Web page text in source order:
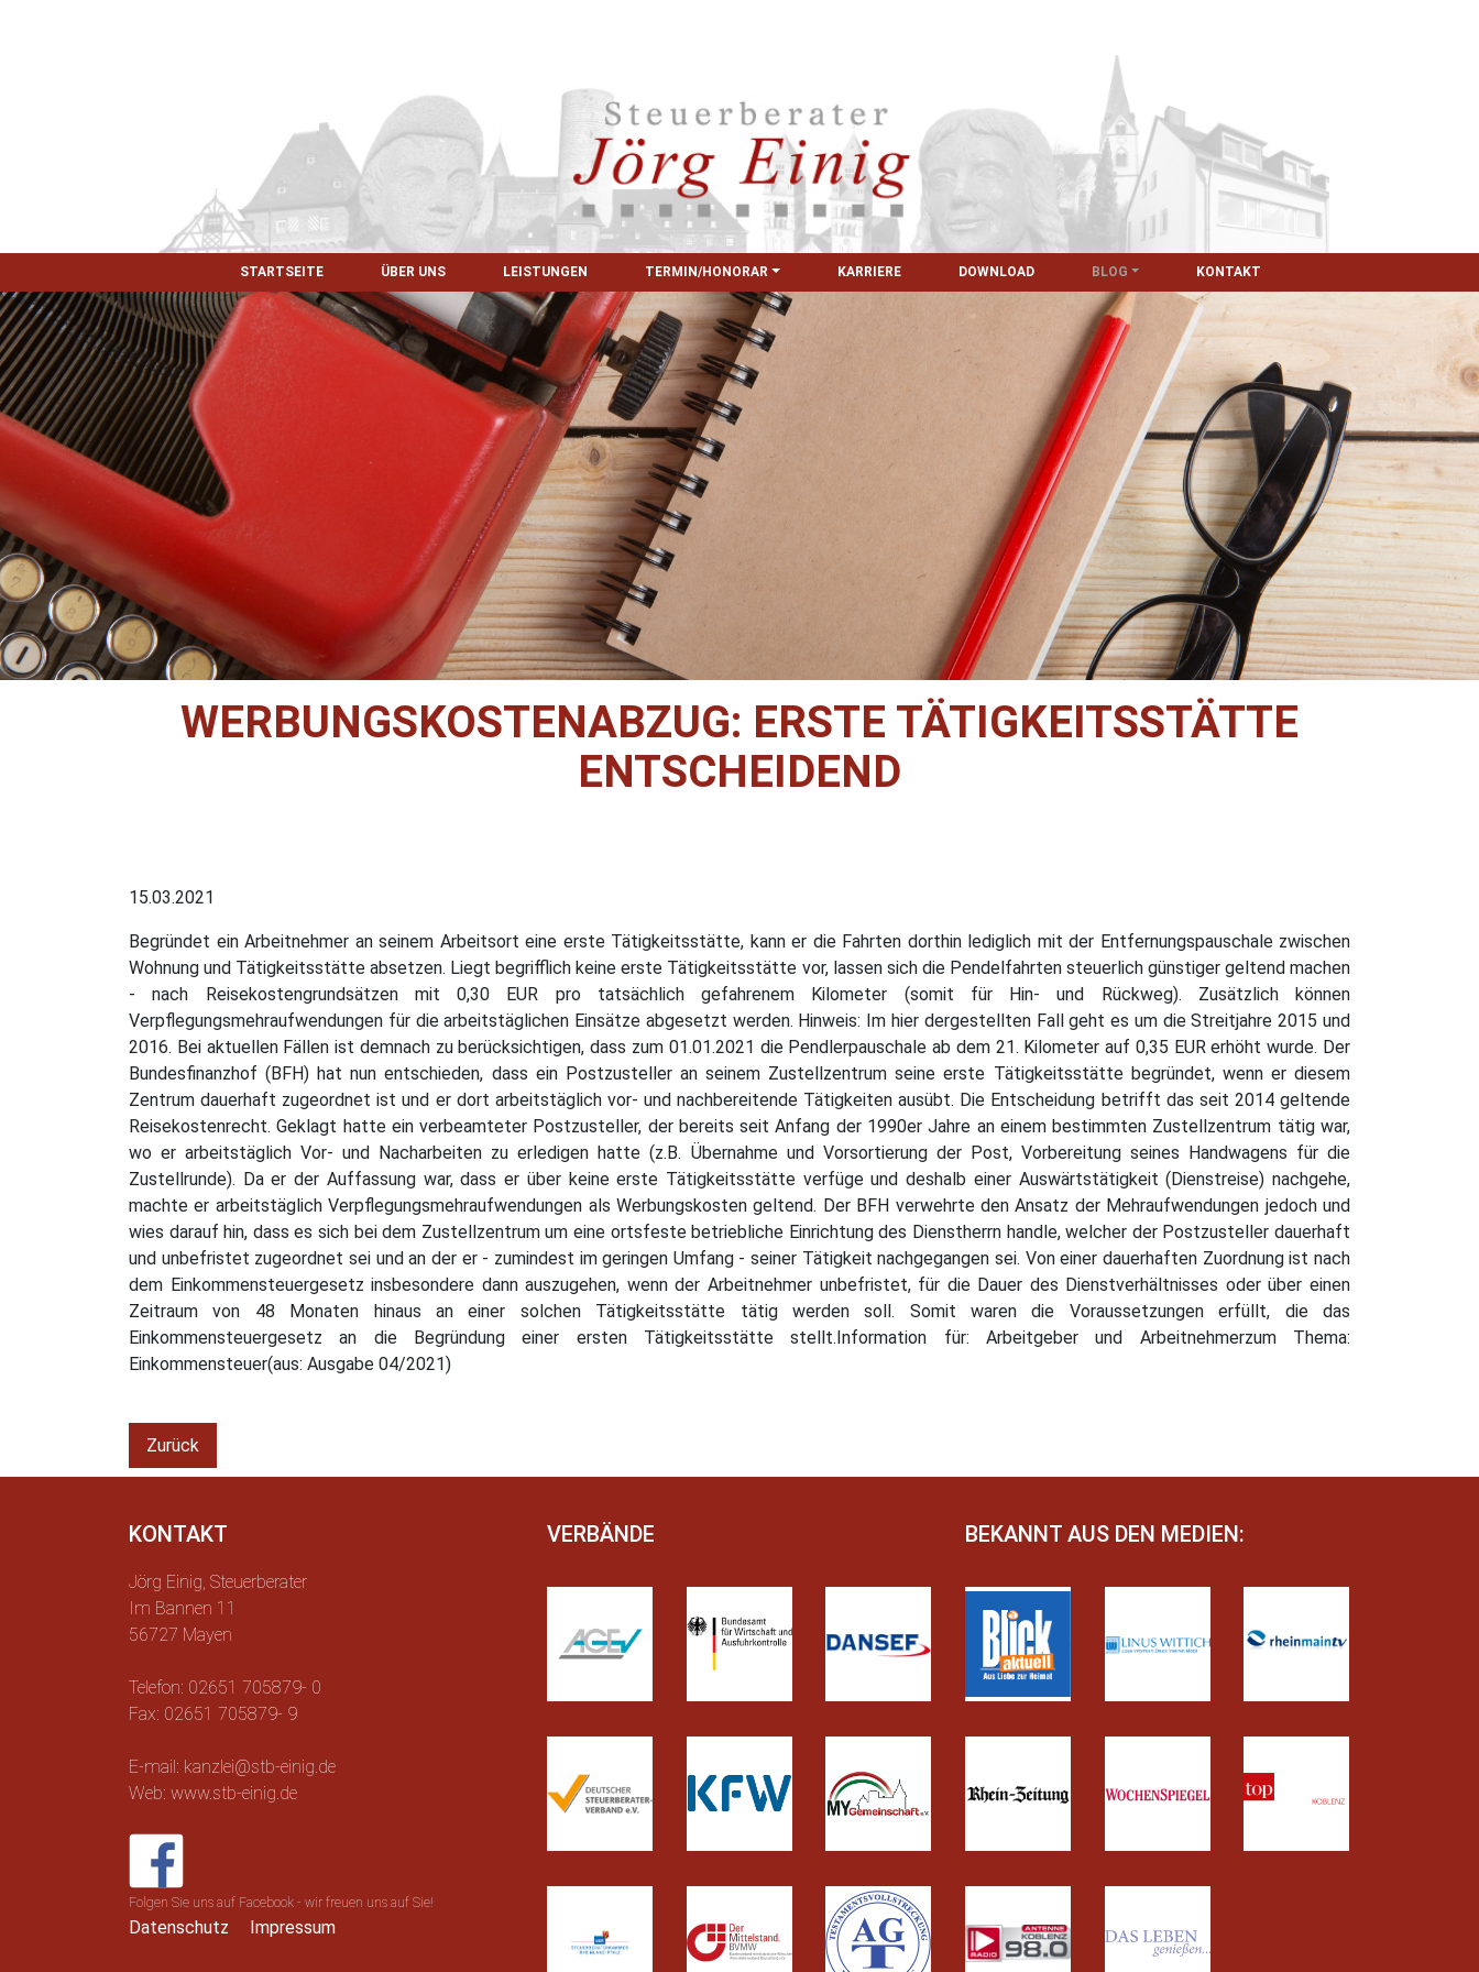
STARTSEITE ÜBER UNS LEISTUNGEN TERMIN/HONORAR KARRIERE DOWNLOAD BLOG KONTAKT
WERBUNGSKOSTENABZUG: ERSTE TÄTIGKEITSSTÄTTE
ENTSCHEIDEND
15.03.2021
Begründet ein Arbeitnehmer an seinem Arbeitsort eine erste Tätigkeitsstätte, kann er die Fahrten dorthin lediglich mit der Entfernungspauschale zwischen
Wohnung und Tätigkeitsstätte absetzen. Liegt begrifflich keine erste Tätigkeitsstätte vor, lassen sich die Pendelfahrten steuerlich günstiger geltend machen
- nach Reisekostengrundsätzen mit 0,30 EUR pro tatsächlich gefahrenem Kilometer (somit für Hin- und Rückweg). Zusätzlich können
Verpflegungsmehraufwendungen für die arbeitstäglichen Einsätze abgesetzt werden. Hinweis: Im hier dergestellten Fall geht es um die Streitjahre 2015 und
2016. Bei aktuellen Fällen ist demnach zu berücksichtigen, dass zum 01.01.2021 die Pendlerpauschale ab dem 21. Kilometer auf 0,35 EUR erhöht wurde. Der
Bundesfinanzhof (BFH) hat nun entschieden, dass ein Postzusteller an seinem Zustellzentrum seine erste Tätigkeitsstätte begründet, wenn er diesem
Zentrum dauerhaft zugeordnet ist und er dort arbeitstäglich vor- und nachbereitende Tätigkeiten ausübt. Die Entscheidung betrifft das seit 2014 geltende
Reisekostenrecht. Geklagt hatte ein verbeamteter Postzusteller, der bereits seit Anfang der 1990er Jahre an einem bestimmten Zustellzentrum tätig war,
wo er arbeitstäglich Vor- und Nacharbeiten zu erledigen hatte (z.B. Übernahme und Vorsortierung der Post, Vorbereitung seines Handwagens für die
Zustellrunde). Da er der Auffassung war, dass er über keine erste Tätigkeitsstätte verfüge und deshalb einer Auswärtstätigkeit (Dienstreise) nachgehe,
machte er arbeitstäglich Verpflegungsmehraufwendungen als Werbungskosten geltend. Der BFH verwehrte den Ansatz der Mehraufwendungen jedoch und
wies darauf hin, dass es sich bei dem Zustellzentrum um eine ortsfeste betriebliche Einrichtung des Dienstherrn handle, welcher der Postzusteller dauerhaft
und unbefristet zugeordnet sei und an der er - zumindest im geringen Umfang - seiner Tätigkeit nachgegangen sei. Von einer dauerhaften Zuordnung ist nach
dem Einkommensteuergesetz insbesondere dann auszugehen, wenn der Arbeitnehmer unbefristet, für die Dauer des Dienstverhältnisses oder über einen
Zeitraum von 48 Monaten hinaus an einer solchen Tätigkeitsstätte tätig werden soll. Somit waren die Voraussetzungen erfüllt, die das
Einkommensteuergesetz an die Begründung einer ersten Tätigkeitsstätte stellt.Information für: Arbeitgeber und Arbeitnehmerzum Thema:
Einkommensteuer(aus: Ausgabe 04/2021)
Zurück
KONTAKT
Jörg Einig, Steuerberater
Im Bannen 11
56727 Mayen
Telefon: 02651 705879- 0
Fax: 02651 705879- 9
E-mail: kanzlei@stb-einig.de
Web: www.stb-einig.de
Folgen Sie uns auf Facebook - wir freuen uns auf Sie!
Datenschutz Impressum
VERBÄNDE BEKANNT AUS DEN MEDIEN: